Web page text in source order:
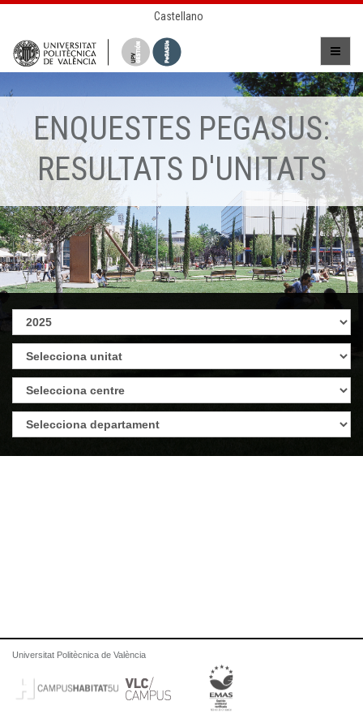
Castellano
ENQUESTES PEGASUS:
RESULTATS D'UNITATS
Universitat Politècnica de València